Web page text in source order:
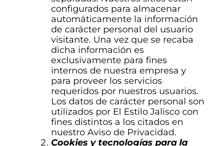
configurados para almacenar
automáticamente la información
de carácter personal del usuario
visitante. Una vez que se recaba
dicha información es
exclusivamente para fines
internos de nuestra empresa y
para proveer los servicios
requeridos por nuestros usuarios.
Los datos de carácter personal son
utilizados por El Estilo Jalisco con
fines distintos a los citados en
nuestro Aviso de Privacidad.
Cookies y tecnologías para la